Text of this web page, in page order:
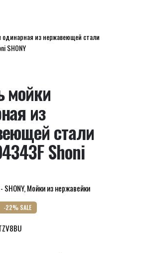
из нержавеющей стали
SHONY
мойки
из
стали
Shoni
SHONY,Мойки из нержавейки
-22% SALE